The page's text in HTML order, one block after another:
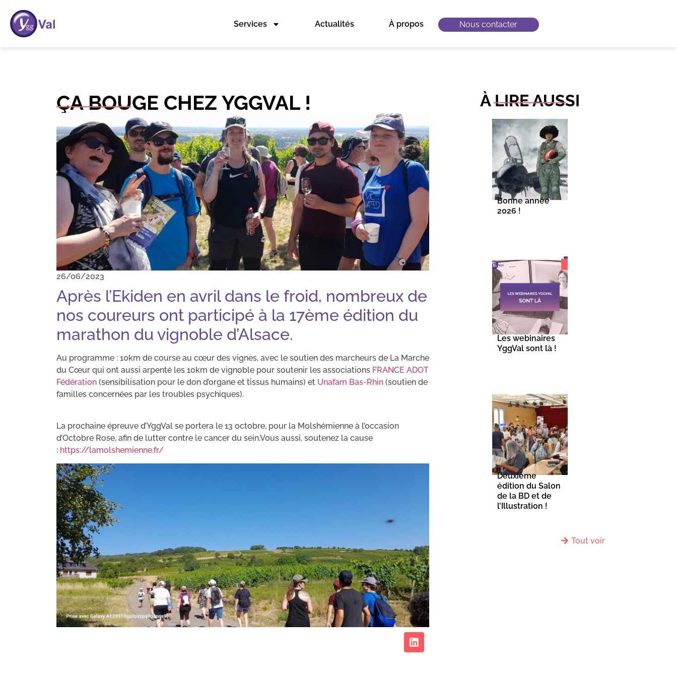
Services Actualités À propos Nous contacter
ÇA BOUGE CHEZ YGGVAL !
26/06/2023
Après l’Ekiden en avril dans le froid, nombreux de
nos coureurs ont participé à la 17ème édition du
marathon du vignoble d’Alsace.
Au programme : 10km de course au cœur des vignes, avec le soutien des marcheurs de La Marche
du Cœur qui ont aussi arpenté les 10km de vignoble pour soutenir les associations FRANCE ADOT
Fédération (sensibilisation pour le don d’organe et tissus humains) et Unafam Bas-Rhin (soutien de
familles concernées par les troubles psychiques).
La prochaine épreuve d’YggVal se portera le 13 octobre, pour la Molshémienne à l’occasion
d’Octobre Rose, afin de lutter contre le cancer du sein.Vous aussi, soutenez la cause
: https://lamolshemienne.fr/
À LIRE AUSSI
Bonne année
2026 !
Les webinaires
YggVal sont là !
Deuxième
édition du Salon
de la BD et de
l’Illustration !
Tout voir